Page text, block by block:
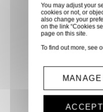
mise à
à
You may adjust your
cookies or not, or
also change your
on the link “Cookies
page on this site.
To find out more, see